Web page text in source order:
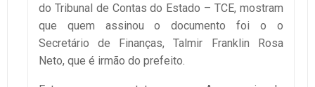
do Tribunal de Contas do Estado – TCE, mostram
que quem assinou o documento foi o o
Secretário de Finanças, Talmir Franklin Rosa
Neto, que é irmão do prefeito.